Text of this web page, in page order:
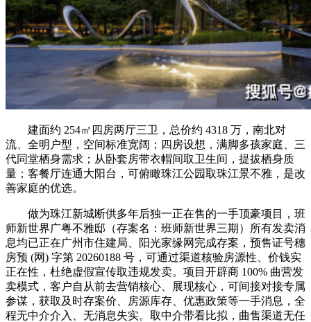
建面约 254㎡四房两厅三卫，总价约 4318 万，南北对
流、全明户型，空间标准宽阔；四房设想，满脚多孩家庭、三
代同堂栖身需求；从卧套房带衣帽间取卫生间，提拔栖身质
量；客餐厅连通大阳台，可俯瞰珠江公园取珠江景不雅，是改
善家庭的优选。
做为珠江新城断供多年后独一正在售的一手顶豪项目，班
师新世界广粤不雅邸（存案名：班师新世界三期）所有发卖消
息均已正在广州市住建局、阳光家缘网完成存案，预售证号穗
房预 (网) 字第 20260188 号，可通过渠道核验房源性、价钱实
正在性，杜绝虚假宣传取违规发卖。项目开辟商 100% 曲营发
卖模式，客户自从前去营销核心、展现核心，可间接对接专属
参谋，获取及时存案价、房源库存、优惠政策等一手消息，全
程无中介介入、无消息失实。取中介带看比拟，曲售渠道无任